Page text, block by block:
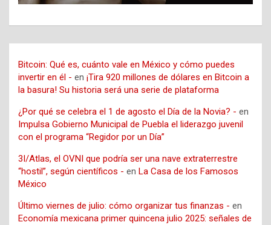
Bitcoin: Qué es, cuánto vale en México y cómo puedes
invertir en él - en ¡Tira 920 millones de dólares en Bitcoin a
la basura! Su historia será una serie de plataforma
¿Por qué se celebra el 1 de agosto el Día de la Novia? - en
Impulsa Gobierno Municipal de Puebla el liderazgo juvenil
con el programa “Regidor por un Día”
3I/Atlas, el OVNI que podría ser una nave extraterrestre
“hostil”, según científicos - en La Casa de los Famosos
México
Último viernes de julio: cómo organizar tus finanzas - en
Economía mexicana primer quincena julio 2025: señales de